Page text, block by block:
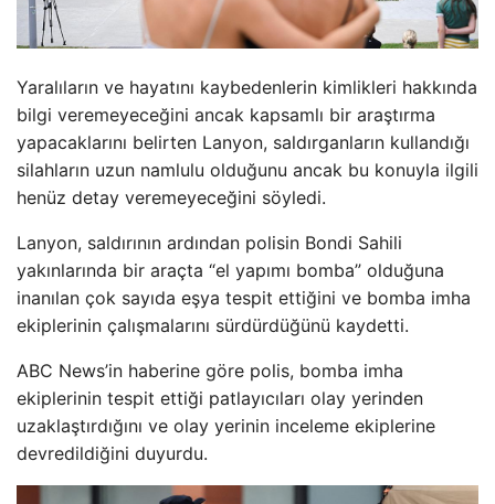
Yaralıların ve hayatını kaybedenlerin kimlikleri hakkında
bilgi veremeyeceğini ancak kapsamlı bir araştırma
yapacaklarını belirten Lanyon, saldırganların kullandığı
silahların uzun namlulu olduğunu ancak bu konuyla ilgili
henüz detay veremeyeceğini söyledi.
Lanyon, saldırının ardından polisin Bondi Sahili
yakınlarında bir araçta “el yapımı bomba” olduğuna
inanılan çok sayıda eşya tespit ettiğini ve bomba imha
ekiplerinin çalışmalarını sürdürdüğünü kaydetti.
ABC News’in haberine göre polis, bomba imha
ekiplerinin tespit ettiği patlayıcıları olay yerinden
uzaklaştırdığını ve olay yerinin inceleme ekiplerine
devredildiğini duyurdu.